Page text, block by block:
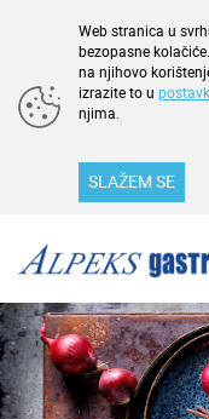
Web stranica u
bezopasne
na njihovo
izrazite to u
njima.
SLAŽEM SE